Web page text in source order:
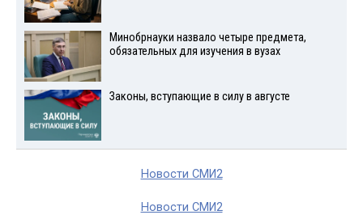
Минобрнауки назвало четыре предмета,
обязательных для изучения в вузах
Законы, вступающие в силу в августе
Новости СМИ2
Новости СМИ2